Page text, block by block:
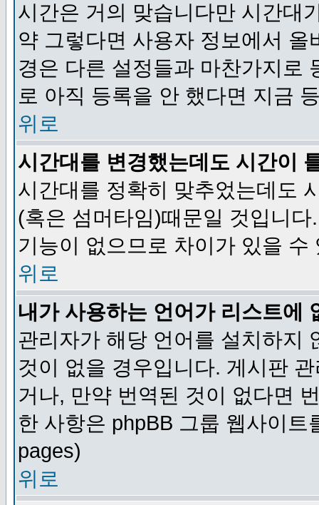
시간은 거의 맞습니다만 시간대
약 그렇다면 사용자 정보에서
경은 다른 설정들과 마찬가지로
로 아직 등록을 안 했다면 지금
위로
시간대를 변경했는데도 시간이
시간대를 정확히 맞추었는데도
(혹은 섬머타임)때문일 것입니
기능이 없으므로 차이가 있을 수
위로
내가 사용하는 언어가 리스트에
관리자가 해당 언어를 설치하지
것이 없을 경우입니다. 게시판
거나, 만약 번역된 것이 없다면
한 사항은 phpBB 그룹 웹사이
pages)
위로